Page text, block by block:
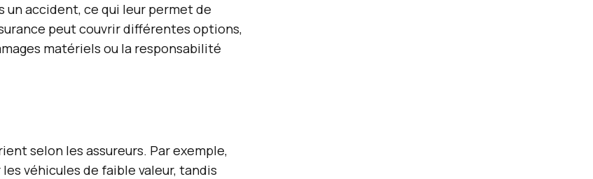
un accident, ce qui leur permet de
peut couvrir différentes options,
matériels ou la responsabilité
selon les assureurs. Par exemple,
véhicules de faible valeur, tandis